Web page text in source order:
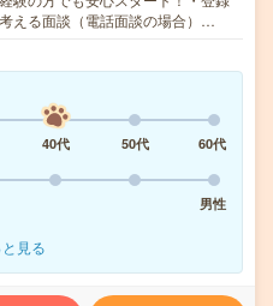
える面談（電話面談の場合）…
40代 50代
60代
男性
見る